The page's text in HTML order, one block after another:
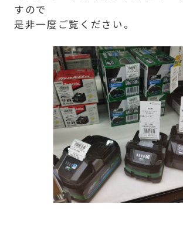
すので
是非一度ご覧ください。